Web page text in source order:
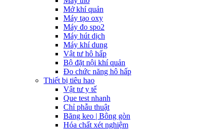
Mở khí quản
Máy tạo oxy
Máy đo spo2
Máy hút dịch
Máy khí dung
Vật tư hô hấp
Bộ đặt nội khí quản
Đo chức năng hô hấp
Thiết bị tiêu hao
Vật tư y tế
Que test nhanh
Chỉ phẫu thuật
Băng keo | Bông gòn
Hóa chất xét nghiệm